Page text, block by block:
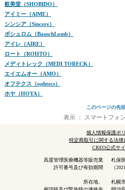
粧美堂（SHOBIDO）
アイミー（AlME）
シンシア（Sincere）
ボシュロム（BauschLomb）
アイレ（AIRE）
ロート（ROHTO）
メディトレック（MEDI TORECK）
エイエムオー（AMO）
オフテクス（ophtecs）
ホヤ（HOYA）
このページの先
表示 ： スマートフォン
個人情報保護ポ
特定商取引に関する法律
CREO公式サ
高度管理医療機器等販売業
許可番号及び有効期間
所在地、
札保
（
札幌